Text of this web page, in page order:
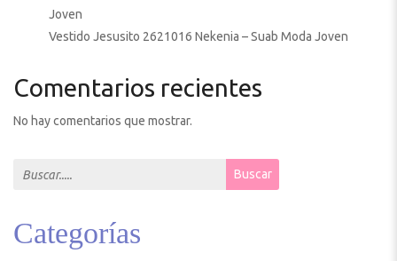
Joven
Vestido Jesusito 2621016 Nekenia – Suab Moda Joven
Comentarios recientes
No hay comentarios que mostrar.
Search for: Buscar
Categorías